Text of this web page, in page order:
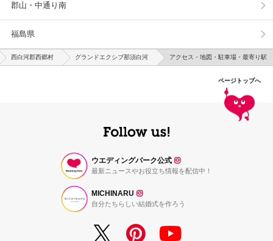
郡山・中通り南
福島県
西白河郡西郷村 グランドエクシブ那須白河 アクセス・地図・駐車場・最寄り駅
ページトップへ
ウエディングパーク公式
最新ニュースやお役立ち情報を配信中！
MICHINARU
自分たちらしい結婚式を作ろう